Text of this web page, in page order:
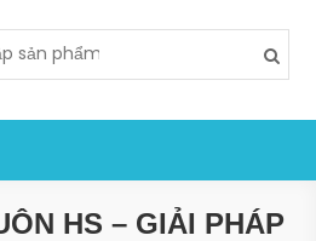
Kim
sản xuất
HS – GIẢI PHÁP